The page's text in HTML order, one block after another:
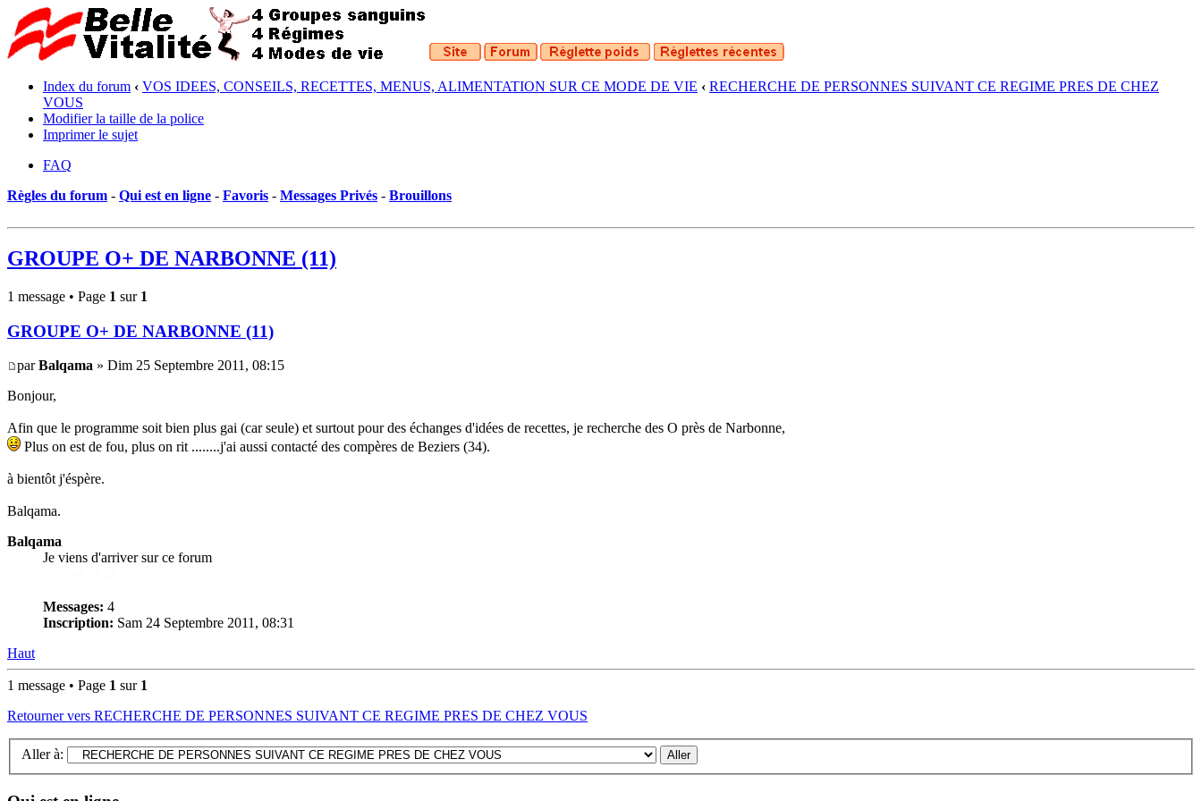
Index du forum ‹ VOS IDEES, CONSEILS, RECETTES, MENUS, ALIMENTATION SUR CE MODE DE VIE ‹ RECHERCHE DE PERSONNES SUIVANT CE REGIME PRES DE CHEZ
VOUS
Modifier la taille de la police
Imprimer le sujet
FAQ
Règles du forum - Qui est en ligne - Favoris - Messages Privés - Brouillons
GROUPE O+ DE NARBONNE (11)
1 message • Page 1 sur 1
GROUPE O+ DE NARBONNE (11)
parBalqama » Dim 25 Septembre 2011, 08:15
Bonjour,
Afin que le programme soit bien plus gai (car seule) et surtout pour des échanges d'idées de recettes, je recherche des O près de Narbonne,
Plus on est de fou, plus on rit ........j'ai aussi contacté des compères de Beziers (34).
à bientôt j'éspère.
Balqama.
Balqama
Je viens d'arriver sur ce forum
Messages: 4
Inscription: Sam 24 Septembre 2011, 08:31
Haut
1 message • Page 1 sur 1
Retourner vers RECHERCHE DE PERSONNES SUIVANT CE REGIME PRES DE CHEZ VOUS
Aller à: